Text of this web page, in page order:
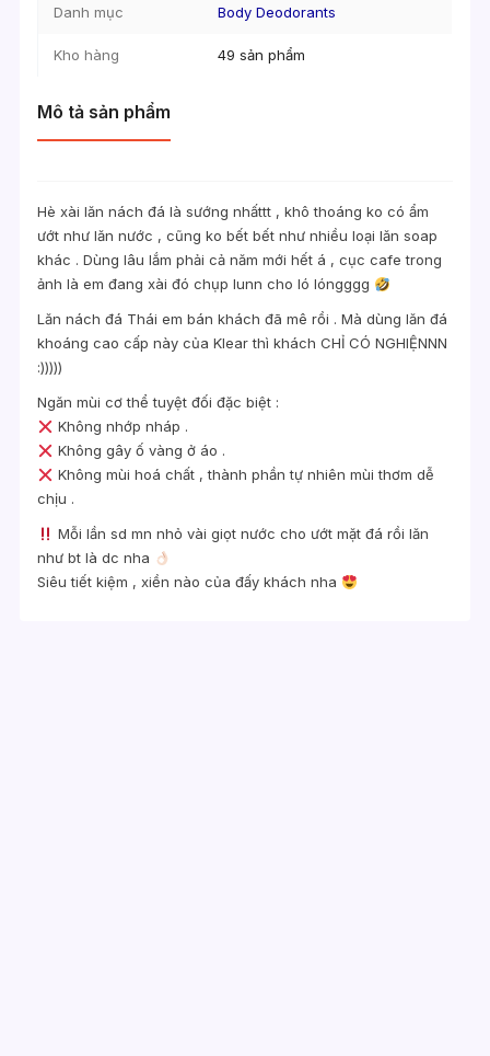
Danh mục Body Deodorants
Kho hàng 49 sản phẩm
Mô tả sản phẩm
Hè xài lăn nách đá là sướng nhấttt , khô thoáng ko có ẩm
ướt như lăn nước , cũng ko bết bết như nhiều loại lăn soap
khác . Dùng lâu lắm phải cả năm mới hết á , cục cafe trong
ảnh là em đang xài đó chụp lunn cho ló lóngggg
Lăn nách đá Thái em bán khách đã mê rồi . Mà dùng lăn đá
khoáng cao cấp này của Klear thì khách CHỈ CÓ NGHIỆNNN
:)))))
Ngăn mùi cơ thể tuyệt đối đặc biệt :
Không nhớp nháp .
Không gây ố vàng ở áo .
Không mùi hoá chất , thành phần tự nhiên mùi thơm dễ
chịu .
Mỗi lần sd mn nhỏ vài giọt nước cho ướt mặt đá rồi lăn
như bt là dc nha
Siêu tiết kiệm , xiền nào của đấy khách nha